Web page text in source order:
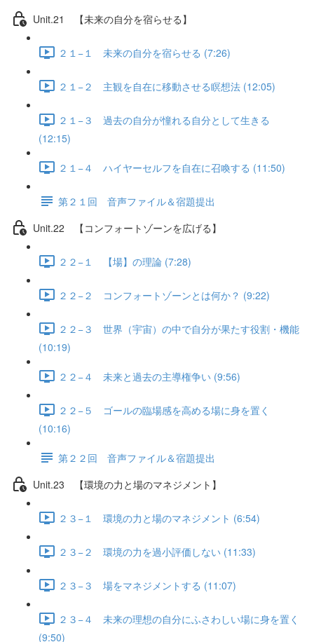
Unit.21 【未来の自分を宿らせる】
２１−１ 未来の自分を宿らせる (7:26)
２１−２ 主観を自在に移動させる瞑想法 (12:05)
２１−３ 過去の自分が憧れる自分として生きる
(12:15)
２１−４ ハイヤーセルフを自在に召喚する (11:50)
第２１回 音声ファイル＆宿題提出
Unit.22 【コンフォートゾーンを広げる】
２２−１ 【場】の理論 (7:28)
２２−２ コンフォートゾーンとは何か？ (9:22)
２２−３ 世界（宇宙）の中で自分が果たす役割・機能
(10:19)
２２−４ 未来と過去の主導権争い (9:56)
２２−５ ゴールの臨場感を高める場に身を置く
(10:16)
第２２回 音声ファイル＆宿題提出
Unit.23 【環境の力と場のマネジメント】
２３−１ 環境の力と場のマネジメント (6:54)
２３−２ 環境の力を過小評価しない (11:33)
２３−３ 場をマネジメントする (11:07)
２３−４ 未来の理想の自分にふさわしい場に身を置く
(9:50)